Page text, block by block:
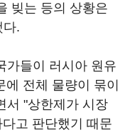
빚는 등의 상황은
다.
가들이 러시아 원유
전체 물량이 묶이
서 "상한제가 시장
고 판단했기 때문